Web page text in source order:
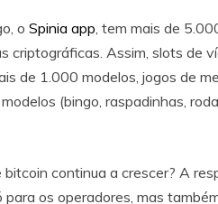
o Spinia app, tem mais de
criptográficas. Assim, slots de
de 1.000 modelos, jogos de
(bingo, raspadinhas,
continua a crescer? A
os operadores, mas